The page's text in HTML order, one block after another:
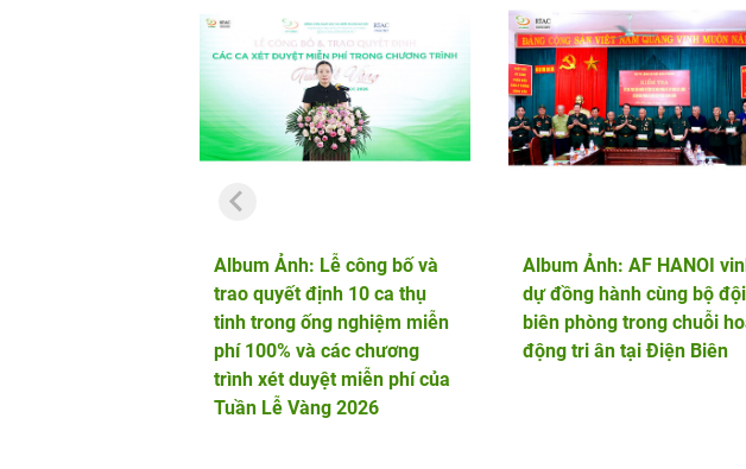
Album Ảnh: Lễ công bố và
trao quyết định 10 ca thụ
tinh trong ống nghiệm miễn
phí 100% và các chương
trình xét duyệt miễn phí của
Tuần Lễ Vàng 2026
Album Ảnh: AF HANOI
dự đồng hành cùng bộ đội
biên phòng trong chuỗi
động tri ân tại Điện Biên